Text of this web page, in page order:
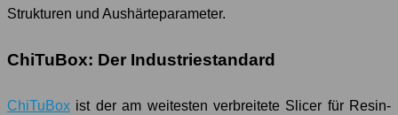
Strukturen und Aushärteparameter.
ChiTuBox: Der Industriestandard
ChiTuBox ist der am weitesten verbreitete Slicer für Resin-